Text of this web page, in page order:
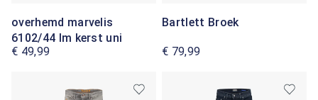
overhemd marvelis
6102/44 lm kerst uni
€ 49,99
Bartlett Broek
€ 79,99